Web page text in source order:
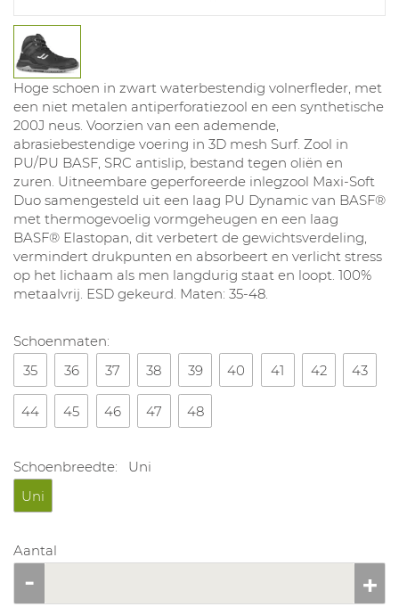
Hoge schoen in zwart waterbestendig volnerfleder, met
een niet metalen antiperforatiezool en een synthetische
200J neus. Voorzien van een ademende,
abrasiebestendige voering in 3D mesh Surf. Zool in
PU/PU BASF, SRC antislip, bestand tegen oliën en
zuren. Uitneembare geperforeerde inlegzool Maxi-Soft
Duo samengesteld uit een laag PU Dynamic van BASF®
met thermogevoelig vormgeheugen en een laag
BASF® Elastopan, dit verbetert de gewichtsverdeling,
vermindert drukpunten en absorbeert en verlicht stress
op het lichaam als men langdurig staat ​​en loopt. 100%
metaalvrij. ESD gekeurd. Maten: 35-48.
Schoenmaten:
35
36 37 38 39 40 41 42 43
44 45 46 47 48
Schoenbreedte:
Uni
Uni
Aantal